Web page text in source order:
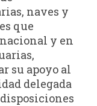
naves y
que
y en
su apoyo al
delegada